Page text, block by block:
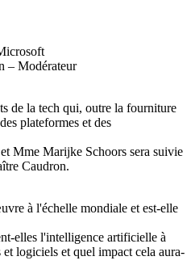
– Modérateur
de la tech qui, outre la fourniture
plateformes et des
Mme Marijke Schoors sera suivie
Caudron.
à l'échelle mondiale et est-elle
elles l'intelligence artificielle à
logiciels et quel impact cela aura-